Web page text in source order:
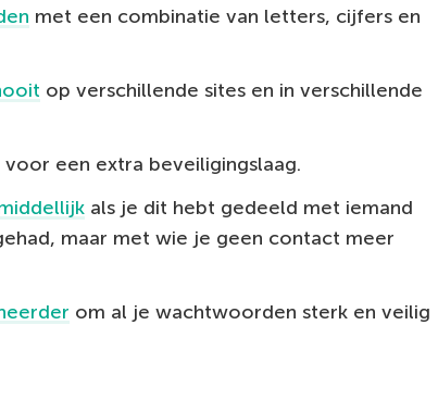
met een combinatie van letters, cijfers en
op verschillende sites en in verschillende
voor een extra beveiligingslaag.
als je dit hebt gedeeld met iemand
maar met wie je geen contact meer
om al je wachtwoorden sterk en veilig